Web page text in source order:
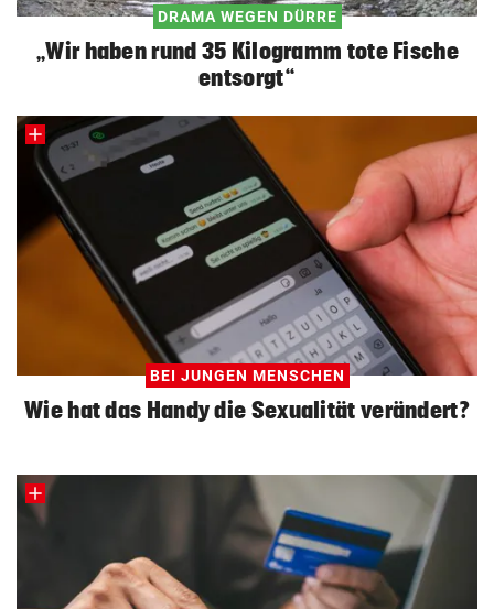
DRAMA WEGEN DÜRRE
„Wir haben rund 35 Kilogramm tote Fische
entsorgt“
BEI JUNGEN MENSCHEN
Wie hat das Handy die Sexualität verändert?